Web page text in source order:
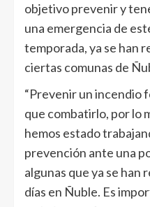
objetivo prevenir y
una emergencia de
temporada, ya se han
ciertas comunas de
“Prevenir un incendio
que combatirlo, por lo
hemos estado
prevención ante una
algunas que ya se
días en Ñuble. Es